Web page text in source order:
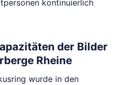
kontinuierlich
der Bilder
Rheine
wurde in den